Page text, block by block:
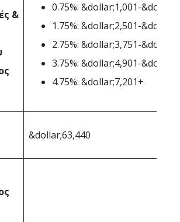
&
0.75%: &dollar;1,001-
1.75%: &dollar;2,501-
2.75%: &dollar;3,751-
3.75%: &dollar;4,901-
4.75%: &dollar;7,201+
&dollar;63,440